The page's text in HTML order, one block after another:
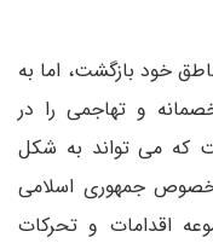
خود بازگشت، اما به
و تهاجمی را در
که می تواند به شکل
جمهوری اسلامی
اقدامات و تحرکات